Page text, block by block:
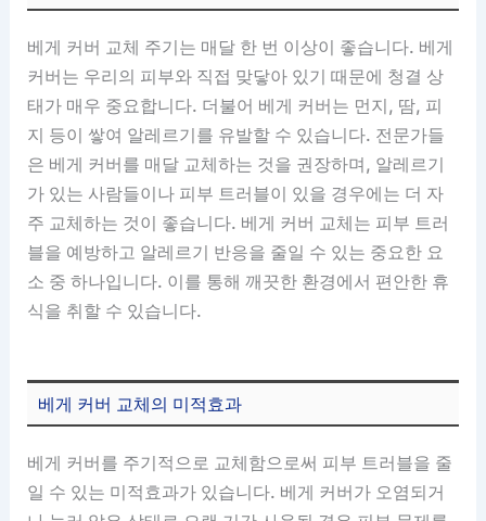
베게 커버 교체 주기는 매달 한 번 이상이 좋습니다. 베게
커버는 우리의 피부와 직접 맞닿아 있기 때문에 청결 상
태가 매우 중요합니다. 더불어 베게 커버는 먼지, 땀, 피
지 등이 쌓여 알레르기를 유발할 수 있습니다. 전문가들
은 베게 커버를 매달 교체하는 것을 권장하며, 알레르기
가 있는 사람들이나 피부 트러블이 있을 경우에는 더 자
주 교체하는 것이 좋습니다. 베게 커버 교체는 피부 트러
블을 예방하고 알레르기 반응을 줄일 수 있는 중요한 요
소 중 하나입니다. 이를 통해 깨끗한 환경에서 편안한 휴
식을 취할 수 있습니다.
베게 커버 교체의 미적효과
베게 커버를 주기적으로 교체함으로써 피부 트러블을 줄
일 수 있는 미적효과가 있습니다. 베게 커버가 오염되거